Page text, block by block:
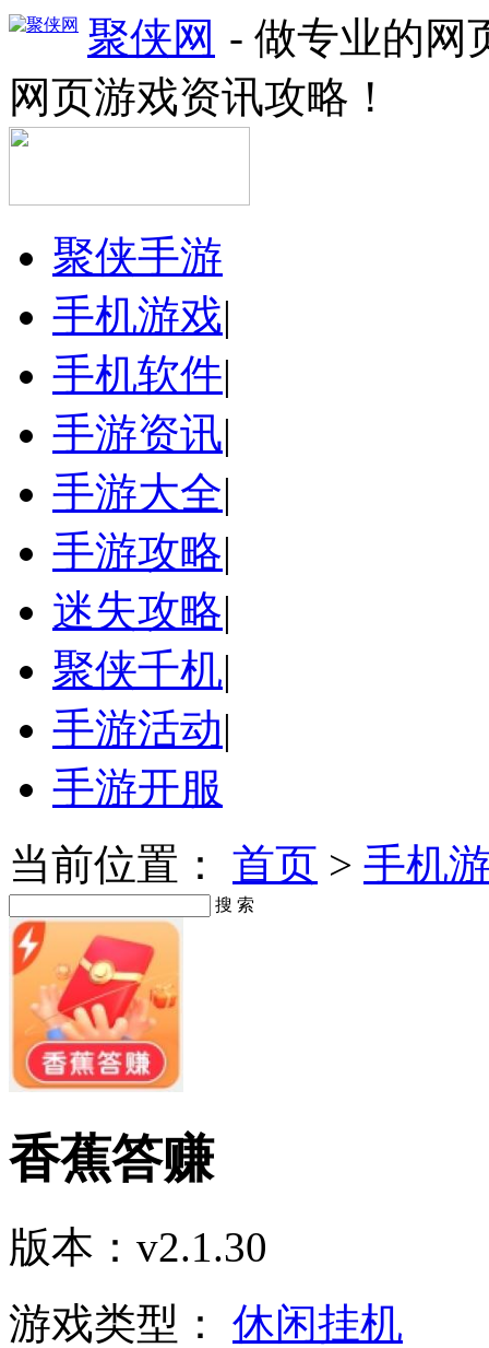
聚侠网 - 做专业的网
网页游戏资讯攻略！
聚侠手游
手机游戏|
手机软件|
手游资讯|
手游大全|
手游攻略|
迷失攻略|
聚侠千机|
手游活动|
手游开服
当前位置： 首页 > 手机
搜 索
香蕉答赚
版本：v2.1.30
游戏类型： 休闲挂机